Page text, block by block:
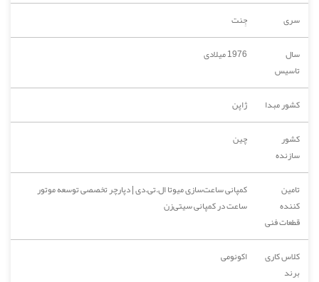
سری
جِنت
سال
تاسیس
1976 میلادی
کشور مبدا
ژاپن
کشور
سازنده
چین
تامین
کننده
قطعات فنی
کمپانی ساعت‌سازی میوتا ال.تی.دی | دپارچر تخصصی توسعه موتور
ساعت در کمپانی سیتی‌زن
کلاس کاری
برند
اکونومی